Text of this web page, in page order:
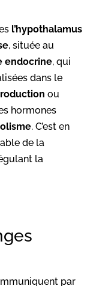
l’hypothalamus
, située au
endocrine, qui
dans le
ou
hormones
. C’est en
de la
la
par